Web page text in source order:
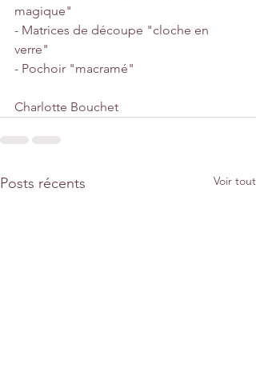
magique"
- Matrices de découpe "cloche en
verre"
- Pochoir "macramé"
Charlotte Bouchet
Posts récents Voir tout